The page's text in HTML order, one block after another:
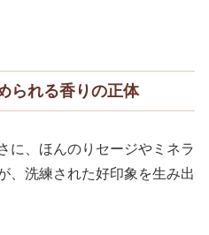
られる香りの正体
に、ほんのりセージやミネラ
、洗練された好印象を生み出